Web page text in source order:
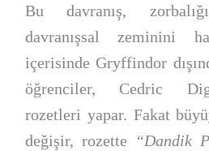
Bu davranış,
davranışsal zeminini
içerisinde Gryffindor
öğrenciler, Cedric
rozetleri yapar. Fakat
değişir, rozette
“Dandik